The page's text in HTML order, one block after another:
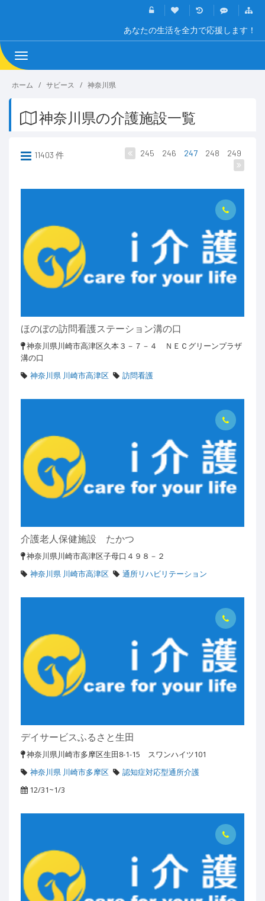
あなたの生活を全力で応援します！
Toggle
navigation
ホーム サビース 神奈川県
神奈川県の介護施設一覧
11403 件 245 246 247 248 249
ほのぼの訪問看護ステーション溝の口
神奈川県川崎市高津区久本３－７－４ ＮＥＣグリーンプラザ
溝の口
神奈川県 川崎市高津区
訪問看護
介護老人保健施設 たかつ
神奈川県川崎市高津区子母口４９８－２
神奈川県 川崎市高津区
通所リハビリテーション
デイサービスふるさと生田
神奈川県川崎市多摩区生田8-1-15 スワンハイツ101
神奈川県 川崎市多摩区
認知症対応型通所介護
12/31~1/3